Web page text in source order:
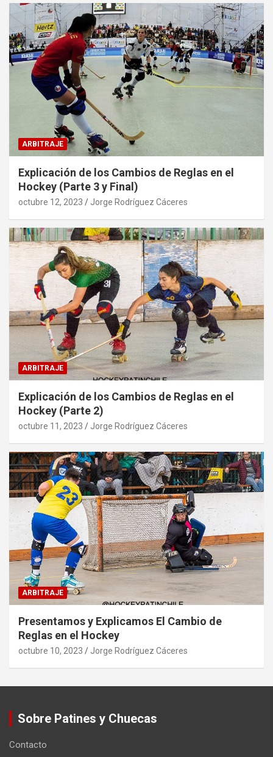
ARBITRAJE
Explicación de los Cambios de Reglas en el
Hockey (Parte 3 y Final)
octubre 12, 2023 Jorge Rodríguez Cáceres
ARBITRAJE
Explicación de los Cambios de Reglas en el
Hockey (Parte 2)
octubre 11, 2023 Jorge Rodríguez Cáceres
ARBITRAJE
Presentamos y Explicamos El Cambio de
Reglas en el Hockey
octubre 10, 2023 Jorge Rodríguez Cáceres
Sobre Patines y Chuecas
Contacto